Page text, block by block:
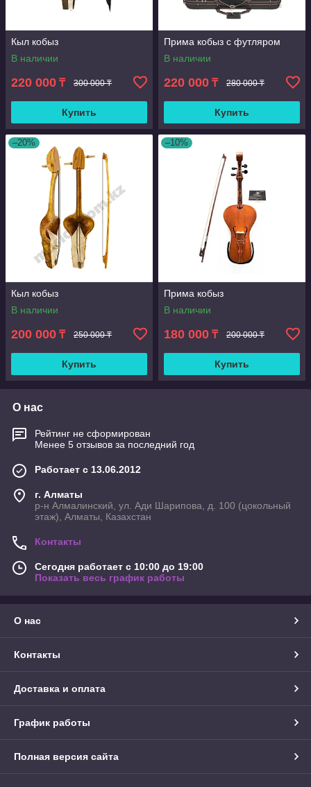
Кыл кобыз
В наличии
220 000 ₸ 300 000 ₸
Купить
Прима кобыз с футляром
В наличии
220 000 ₸ 280 000 ₸
Купить
–20%
Кыл кобыз
В наличии
200 000 ₸ 250 000 ₸
Купить
–10%
Прима кобыз
В наличии
180 000 ₸ 200 000 ₸
Купить
О нас
Рейтинг не сформирован
Менее 5 отзывов за последний год
Работает с 13.06.2012
г. Алматы
р-н Алмалинский, ул. Ади Шарипова, д. 100 (цокольный
этаж), Алматы, Казахстан
Контакты
Сегодня работает с 10:00 до 19:00
Показать весь график работы
О нас
Контакты
Доставка и оплата
График работы
Полная версия сайта